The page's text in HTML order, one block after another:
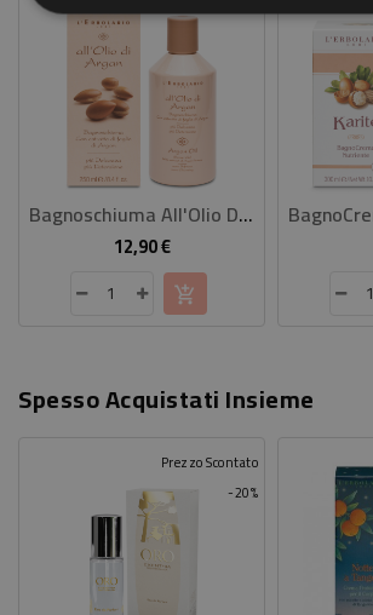
Bagnoschiuma All'Olio Di Argan
12,90 €Prezzo
Spesso Acquistati Insieme
-20%
Prezzo Scontato